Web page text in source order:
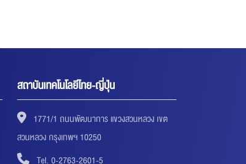
สถาบันเทคโนโลยีไทย-ญี่ปุ่น
1771/1 ถนนพัฒนาการ แขวงสวนหลวง เขต
สวนหลวง กรุงเทพฯ 10250
Tel. 0-2763-2601-5